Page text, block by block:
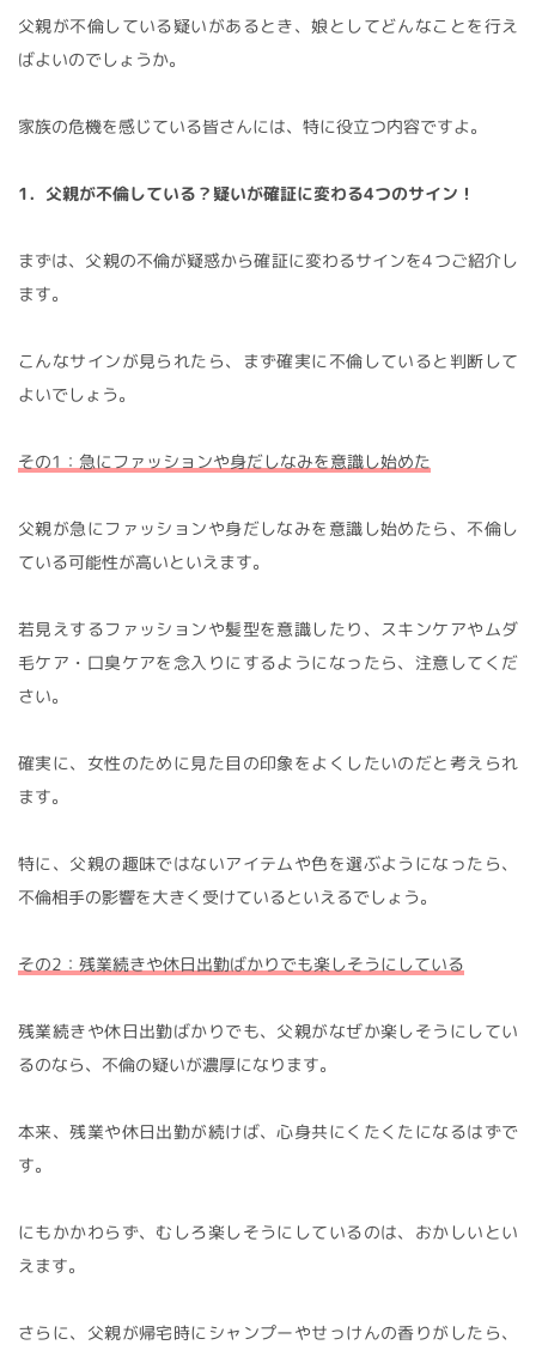
父親が不倫している疑いがあるとき、娘としてどんなことを行え
ばよいのでしょうか。
家族の危機を感じている皆さんには、特に役立つ内容ですよ。
1．父親が不倫している？疑いが確証に変わる4つのサイン！
まずは、父親の不倫が疑惑から確証に変わるサインを4つご紹介し
ます。
こんなサインが見られたら、まず確実に不倫していると判断して
よいでしょう。
その1：急にファッションや身だしなみを意識し始めた
父親が急にファッションや身だしなみを意識し始めたら、不倫し
ている可能性が高いといえます。
若見えするファッションや髪型を意識したり、スキンケアやムダ
毛ケア・口臭ケアを念入りにするようになったら、注意してくだ
さい。
確実に、女性のために見た目の印象をよくしたいのだと考えられ
ます。
特に、父親の趣味ではないアイテムや色を選ぶようになったら、
不倫相手の影響を大きく受けているといえるでしょう。
その2：残業続きや休日出勤ばかりでも楽しそうにしている
残業続きや休日出勤ばかりでも、父親がなぜか楽しそうにしてい
るのなら、不倫の疑いが濃厚になります。
本来、残業や休日出勤が続けば、心身共にくたくたになるはずで
す。
にもかかわらず、むしろ楽しそうにしているのは、おかしいとい
えます。
さらに、父親が帰宅時にシャンプーやせっけんの香りがしたら、